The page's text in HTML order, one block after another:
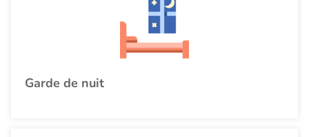
Garde de nuit